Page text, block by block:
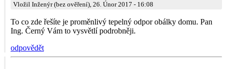
Vložil Inženýr (bez ověření), 26. Únor 2017 - 16:08
To co zde řešíte je proměnlivý tepelný odpor obálky domu. Pan
Ing. Černý Vám to vysvětlí podrobněji.
odpovědět